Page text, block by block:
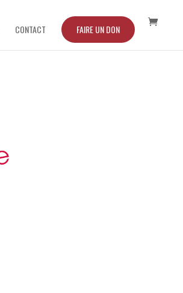
CONTACT FAIRE UN DON